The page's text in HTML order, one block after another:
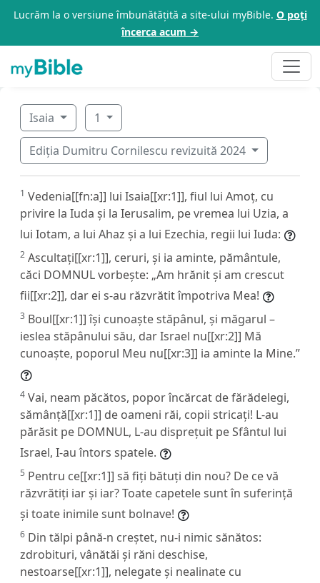
Lucrăm la o versiune îmbunătățită a site-ului myBible. O poți
încerca acum →
Isaia 1
Ediția Dumitru Cornilescu revizuită 2024
1 Vedenia[[fn:a]] lui Isaia[[xr:1]], fiul lui Amoț, cu
privire la Iuda și la Ierusalim, pe vremea lui Uzia, a
lui Iotam, a lui Ahaz și a lui Ezechia, regii lui Iuda:
2 Ascultați[[xr:1]], ceruri, și ia aminte, pământule,
căci DOMNUL vorbește: „Am hrănit și am crescut
fii[[xr:2]], dar ei s-au răzvrătit împotriva Mea!
3 Boul[[xr:1]] își cunoaște stăpânul, și măgarul –
ieslea stăpânului său, dar Israel nu[[xr:2]] Mă
cunoaște, poporul Meu nu[[xr:3]] ia aminte la Mine.”
4 Vai, neam păcătos, popor încărcat de fărădelegi,
sămânță[[xr:1]] de oameni răi, copii stricați! L-au
părăsit pe DOMNUL, L-au disprețuit pe Sfântul lui
Israel, I-au întors spatele.
5 Pentru ce[[xr:1]] să fiți bătuți din nou? De ce vă
răzvrătiți iar și iar? Toate capetele sunt în suferință
și toate inimile sunt bolnave!
6 Din tălpi până-n creștet, nu-i nimic sănătos:
zdrobituri, vânătăi și răni deschise,
nestoarse[[xr:1]], nelegate și nealinate cu